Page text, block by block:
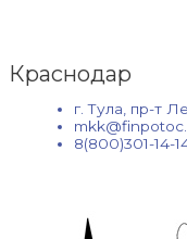
Краснодар
г. Тула, пр-т
8(800)301-14-